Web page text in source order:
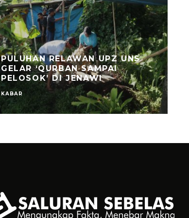
PULUHAN RELAWAN UPZ UNS
GELAR ‘QURBAN SAMPAI
PELOSOK’ DI JENAWI
KABAR